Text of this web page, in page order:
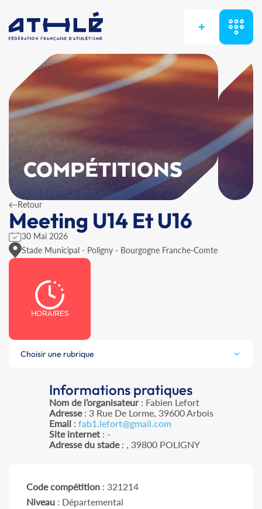
+
COMPÉTITIONS
Retour
Meeting U14 Et U16
30 Mai 2026
Stade Municipal - Poligny - Bourgogne Franche-Comte
HORAIRES
Choisir une rubrique
Informations pratiques
Nom de l’organisateur: Fabien Lefort
Adresse: 3 Rue De Lorme, 39600 Arbois
Email: fab1.lefort@gmail.com
Site internet: -
Adresse du stade: , 39800 POLIGNY
Code compétition : 321214
Niveau : Départemental